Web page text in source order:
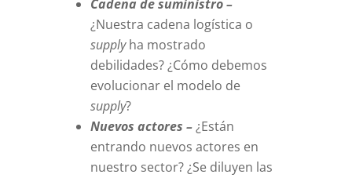
Cadena de suministro –
¿Nuestra cadena logística o
supplyha mostrado
debilidades? ¿Cómo debemos
evolucionar el modelo de
supply?
Nuevos actores –¿Están
entrando nuevos actores en
nuestro sector? ¿Se diluyen las